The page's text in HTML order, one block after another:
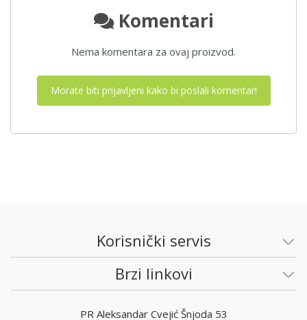
Komentari
Nema komentara za ovaj proizvod.
Morate biti prijavljeni kako bi poslali komentar!
Korisnički servis
Brzi linkovi
PR Aleksandar Cvejić Šnjoda 53